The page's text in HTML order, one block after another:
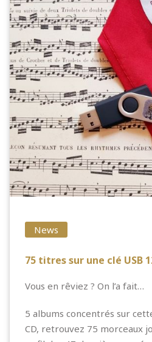
News
75 titres sur une clé USB
Vous en rêviez ? On l’a fait…
5 albums concentrés sur
CD, retrouvez 75 morceaux